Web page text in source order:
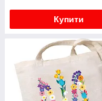
Купити